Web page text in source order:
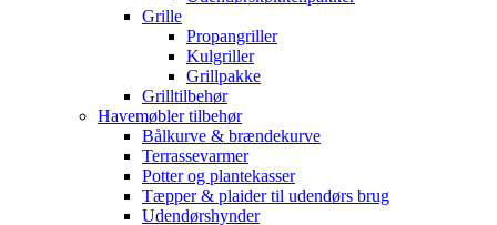
Grille
Propangriller
Kulgriller
Grillpakke
Grilltilbehør
Havemøbler tilbehør
Bålkurve & brændekurve
Terrassevarmer
Potter og plantekasser
Tæpper & plaider til udendørs brug
Udendørshynder